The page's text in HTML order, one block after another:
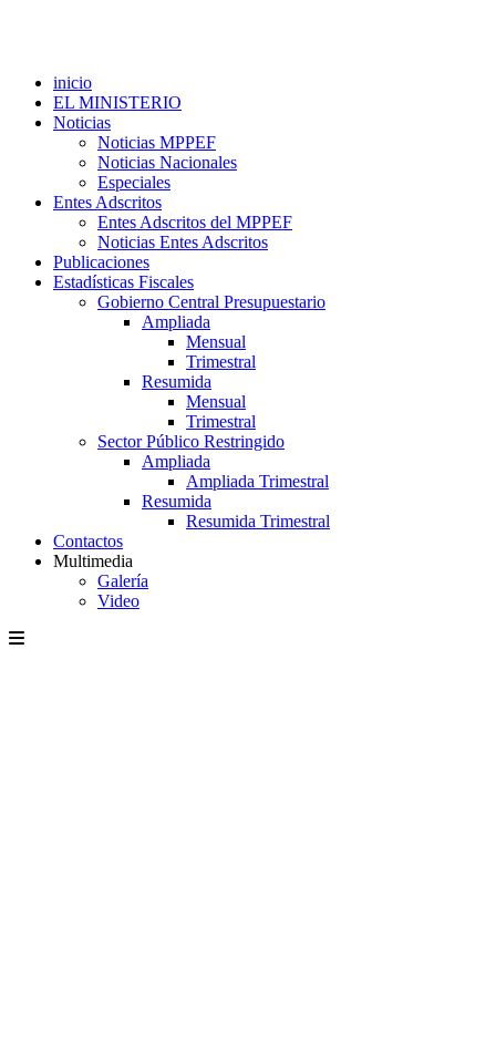
inicio
EL MINISTERIO
Noticias
Noticias MPPEF
Noticias Nacionales
Especiales
Entes Adscritos
Entes Adscritos del MPPEF
Noticias Entes Adscritos
Publicaciones
Estadísticas Fiscales
Gobierno Central Presupuestario
Ampliada
Mensual
Trimestral
Resumida
Mensual
Trimestral
Sector Público Restringido
Ampliada
Ampliada Trimestral
Resumida
Resumida Trimestral
Contactos
Multimedia
Galería
Video